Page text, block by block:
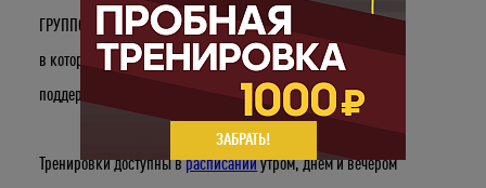
ГРУППОВЫЕ ОНЛАЙН ТРЕНИРОВКИ
в которых наш многолетний спортивный опыт и уверенная
поддержка помогут тебе достичь впечатляющих результатов.
Тренировки доступны врасписанииутром, днем и вечером
ЗАБРАТЬ!